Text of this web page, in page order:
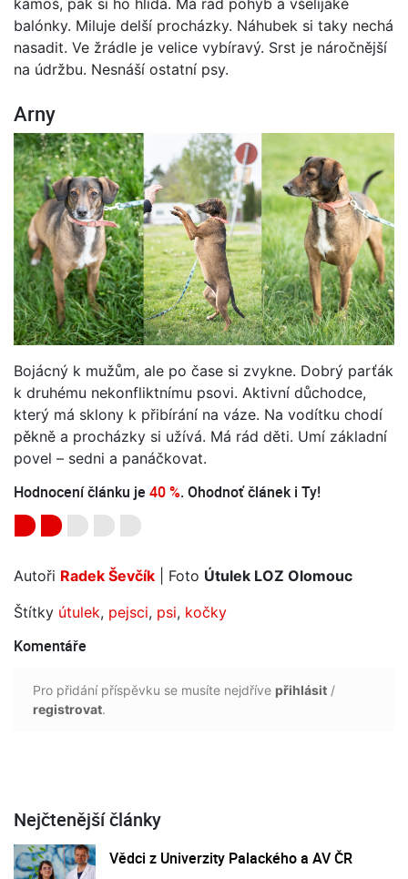
balónky. Miluje delší procházky. Náhubek si taky nechá
nasadit. Ve žrádle je velice vybíravý. Srst je náročnější
na údržbu. Nesnáší ostatní psy.
Arny
Bojácný k mužům, ale po čase si zvykne. Dobrý parťák
k druhému nekonfliktnímu psovi. Aktivní důchodce,
který má sklony k přibírání na váze. Na vodítku chodí
pěkně a procházky si užívá. Má rád děti. Umí základní
povel – sedni a panáčkovat.
Hodnocení článku je 40 %. Ohodnoť článek i Ty!
Autoři Radek Ševčík | Foto Útulek LOZ Olomouc
Štítky útulek, pejsci, psi, kočky
Komentáře
Pro přidání příspěvku se musíte nejdříve přihlásit /
registrovat.
Nejčtenější články
Vědci z Univerzity Palackého a AV ČR